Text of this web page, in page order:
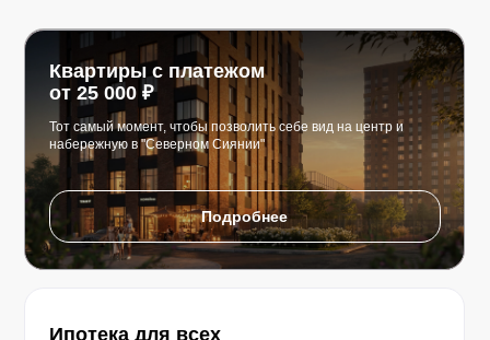
Квартиры с платежом
от 25 000 ₽
Тот самый момент, чтобы позволить себе вид на центр и
набережную в "Северном Сиянии"
Подробнее
Ипотека для всех